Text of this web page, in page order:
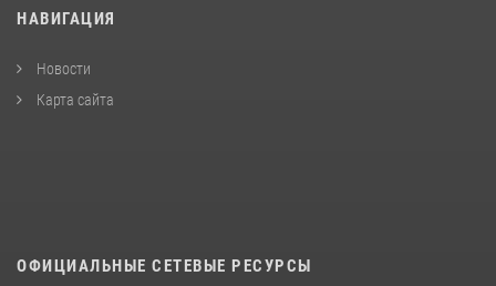
НАВИГАЦИЯ
Новости
Карта сайта
ОФИЦИАЛЬНЫЕ СЕТЕВЫЕ РЕСУРСЫ